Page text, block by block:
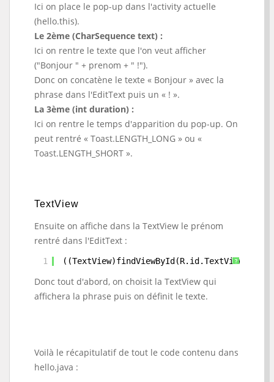
Ici on place le pop-up dans l'activity actuelle
(hello.this).
Le 2ème (CharSequence text) :
Ici on rentre le texte que l'on veut afficher
("Bonjour " + prenom + " !").
Donc on concatène le texte « Bonjour » avec la
phrase dans l'EditText puis un « ! ».
La 3ème (int duration) :
Ici on rentre le temps d'apparition du pop-up. On
peut rentré « Toast.LENGTH_LONG » ou «
Toast.LENGTH_SHORT ».
TextView
Ensuite on affiche dans la TextView le prénom
rentré dans l'EditText :
?
1
Donc tout d'abord, on choisit la TextView qui
affichera la phrase puis on définit le texte.
Voilà le récapitulatif de tout le code contenu dans
hello.java :